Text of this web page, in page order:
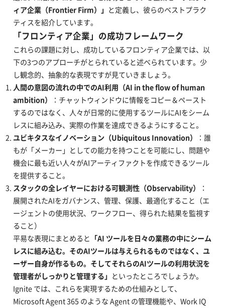
ィア企業（Frontier Firm）」 と定義し、彼らのベストプラク
ティスを紹介しています。
「フロンティア企業」の成功フレームワーク
これらの課題に対し、成功しているフロンティア企業では、以
下の3つのアプローチがとられていると述べられています。少
し観念的、抽象的な表現ですが見ていきましょう。
人間の意図の流れの中でのAI利用（AI in the flow of human
ambition）
：チャットウィンドウに情報をコピー＆ペースト
するのではなく、人々が日常的に使用するツールにAIをシーム
レスに組み込み、実際の作業を達成できるようにすること。
ユビキタスなイノベーション（Ubiquitous Innovation）
：誰
もが「メーカー」としての能力を持つことを可能にし、問題や
機会に最も近い人々がAIアーティファクトを作成できるツール
を提供すること。
スタックの全レイヤーにおける可観測性（Observability）
：
展開されたAIをガバナンス、管理、保護、最適化すること（エ
ージェントの使用状況、ワークフロー、得られた結果を監視す
ること）
平易な表現にまとめると 「AI ツールを日々の業務の中にシーム
レスに組み込む。そのAIツールは与えられるものではなく、ユ
ーザー自身が作るもの。そしてそれらのAIツールの利用状況を
管理者がしっかりと管理する」 といったところでしょうか。
Ignite では、これらを実現するための仕組みとして、
Microsoft Agent 365 のような Agent の管理機能や、Work IQ